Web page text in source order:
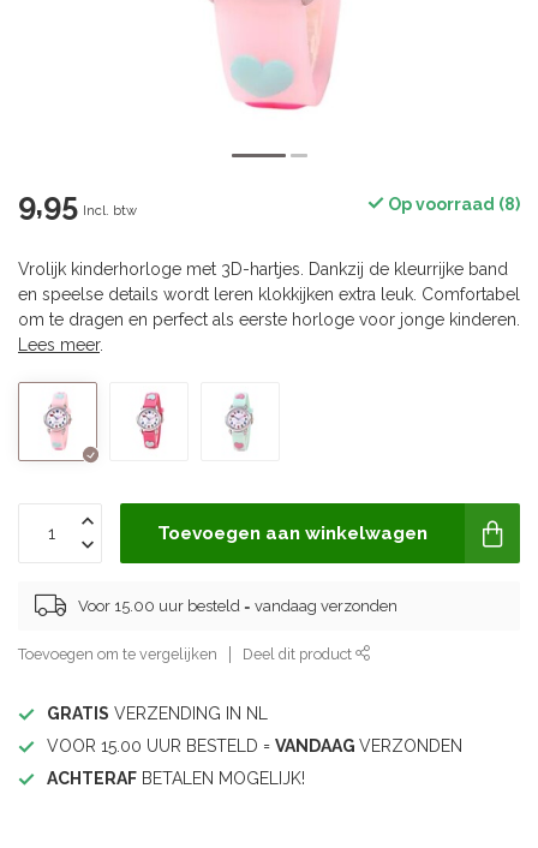
9,95 Incl. btw Op voorraad (8)
Vrolijk kinderhorloge met 3D-hartjes. Dankzij de kleurrijke band
en speelse details wordt leren klokkijken extra leuk. Comfortabel
om te dragen en perfect als eerste horloge voor jonge kinderen.
Lees meer.
Toevoegen aan winkelwagen
Voor 15.00 uur besteld = vandaag verzonden
Toevoegen om te vergelijken Deel dit product
GRATIS VERZENDING IN NL
VOOR 15.00 UUR BESTELD = VANDAAG VERZONDEN
ACHTERAF BETALEN MOGELIJK!